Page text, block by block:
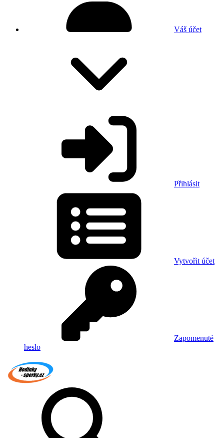
Váš účet
Přihlásit
Vytvořit účet
Zapomenuté
heslo